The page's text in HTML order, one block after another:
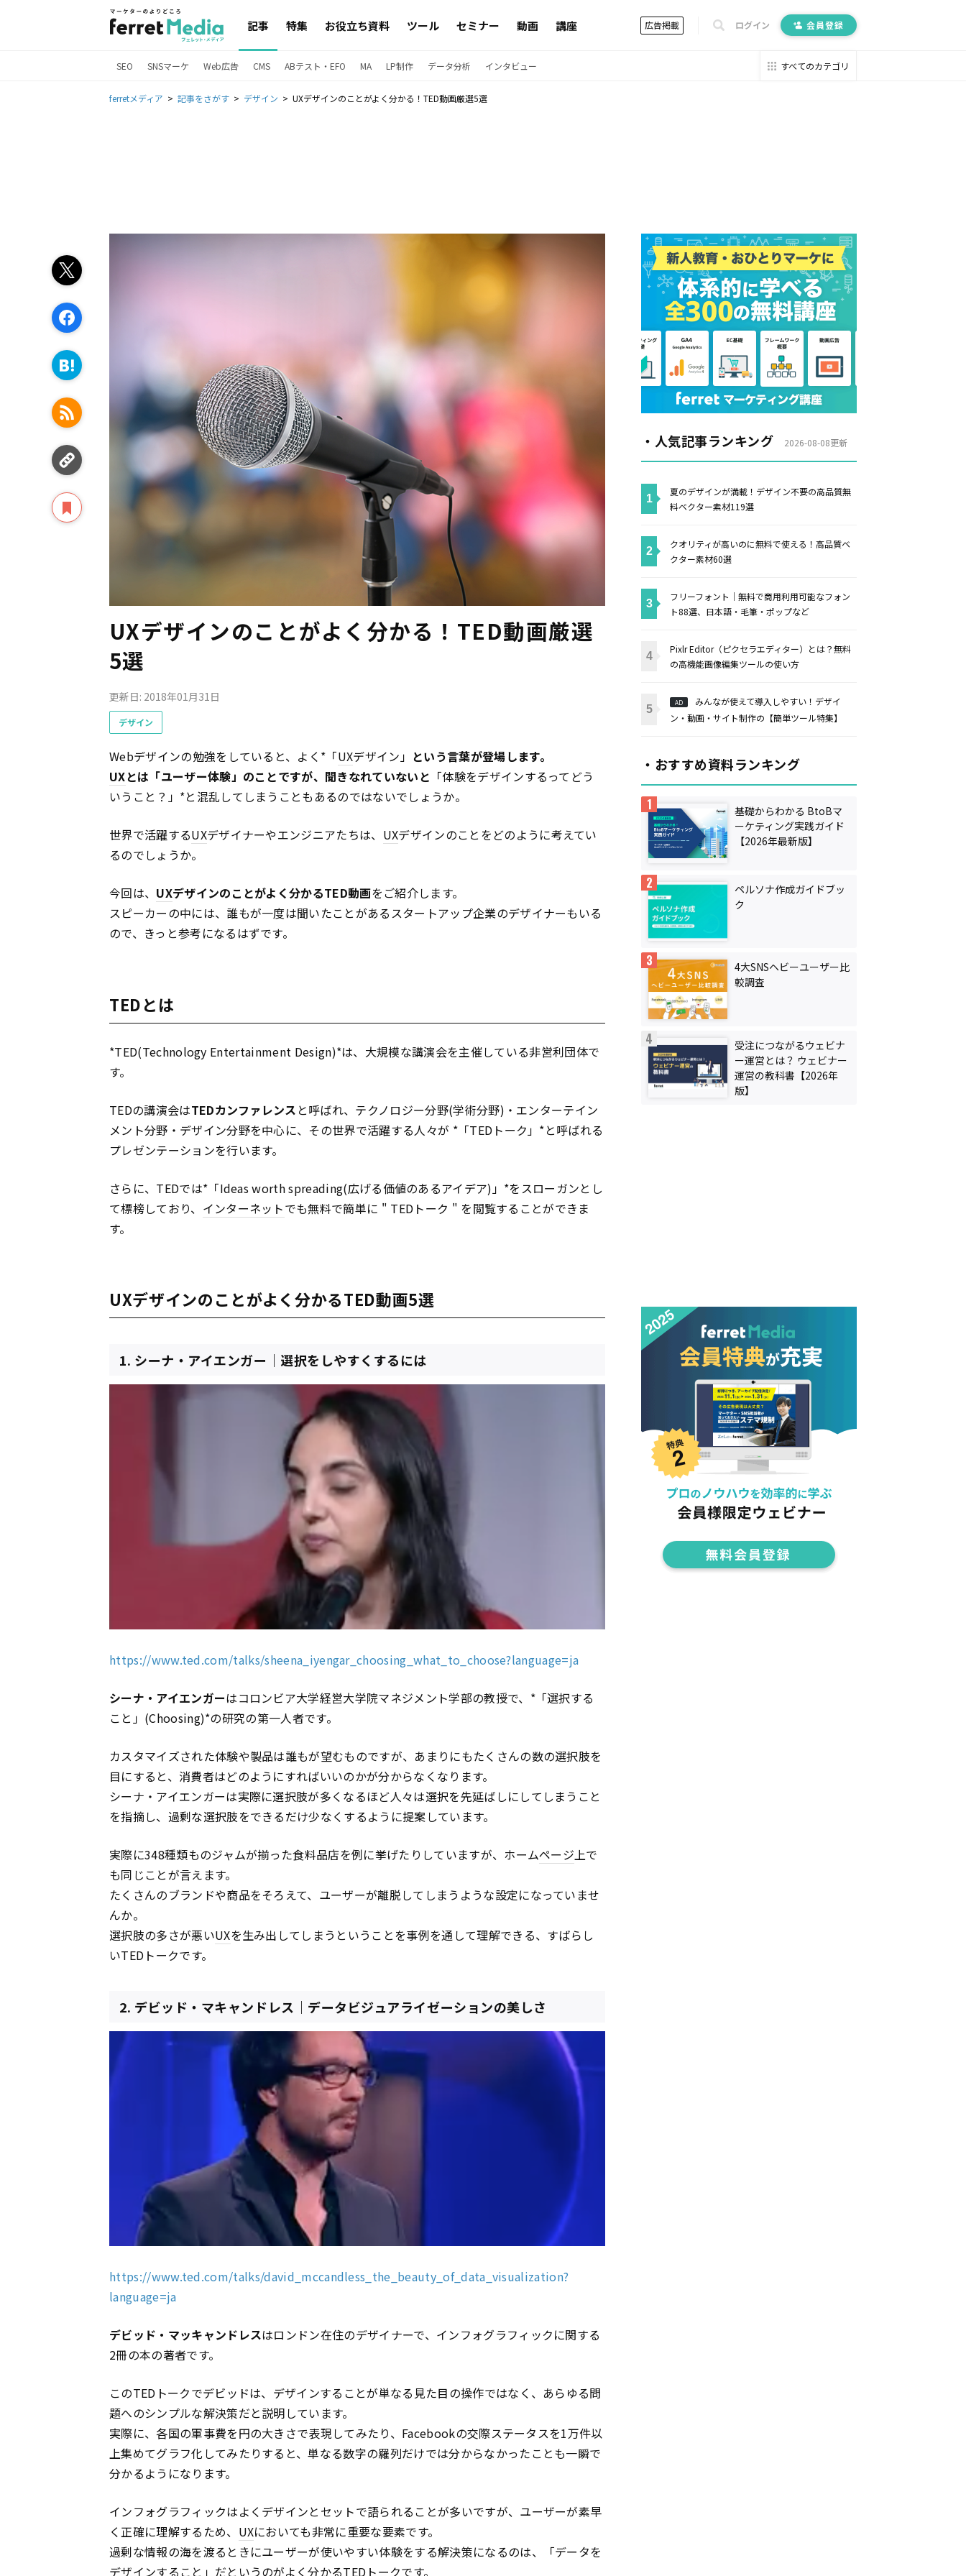
記事 特集 お役立ち資料 ツール セミナー 動画 講座 広告掲載 ログイン 会員登録
SEO SNSマーケ Web広告 CMS ABテスト・EFO MA LP制作 データ分析 インタビュー すべてのカテゴリ
ferretメディア 記事をさがす デザイン UXデザインのことがよく分かる！TED動画厳選5選
UXデザインのことがよく分かる！TED動画厳選
5選
更新日: 2018年01月31日
デザイン
Webデザインの勉強をしていると、よく*「UXデザイン」 という言葉が登場します。
UXとは「ユーザー体験」のことですが、聞きなれていないと 「体験をデザインするってどう
いうこと？」*と混乱してしまうこともあるのではないでしょうか。
世界で活躍するUXデザイナーやエンジニアたちは、 UXデザインのことをどのように考えてい
るのでしょうか。
今回は、 UXデザインのことがよく分かるTED動画をご紹介します。
スピーカーの中には、誰もが一度は聞いたことがあるスタートアップ企業のデザイナーもいる
ので、きっと参考になるはずです。
TEDとは
*TED(Technology Entertainment Design)*は、大規模な講演会を主催している非営利団体で
す。
TEDの講演会はTEDカンファレンス と呼ばれ、テクノロジー分野(学術分野)・エンターテイン
メント分野・デザイン分野を中心に、その世界で活躍する人々が *「TEDトーク」*と呼ばれる
プレゼンテーションを行います。
さらに、TEDでは*「Ideas worth spreading(広げる価値のあるアイデア)」*をスローガンとし
て標榜しており、 インターネットでも無料で簡単に " TEDトーク " を閲覧することができま
す。
UXデザインのことがよく分かるTED動画5選
1. シーナ・アイエンガー｜選択をしやすくするには
https://www.ted.com/talks/sheena_iyengar_choosing_what_to_choose?language=ja
シーナ・アイエンガーはコロンビア大学経営大学院マネジメント学部の教授で、*「選択する
こと」(Choosing)*の研究の第一人者です。
カスタマイズされた体験や製品は誰もが望むものですが、あまりにもたくさんの数の選択肢を
目にすると、消費者はどのようにすればいいのかが分からなくなります。
シーナ・アイエンガーは実際に選択肢が多くなるほど人々は選択を先延ばしにしてしまうこと
を指摘し、過剰な選択肢をできるだけ少なくするように提案しています。
実際に348種類ものジャムが揃った食料品店を例に挙げたりしていますが、ホームページ上で
も同じことが言えます。
たくさんのブランドや商品をそろえて、ユーザーが離脱してしまうような設定になっていませ
んか。
選択肢の多さが悪いUXを生み出してしまうということを事例を通して理解できる、すばらし
いTEDトークです。
2. デビッド・マキャンドレス｜データビジュアライゼーションの美しさ
https://www.ted.com/talks/david_mccandless_the_beauty_of_data_visualization?
language=ja
デビッド・マッキャンドレスはロンドン在住のデザイナーで、インフォグラフィックに関する
2冊の本の著者です。
このTEDトークでデビッドは、デザインすることが単なる見た目の操作ではなく、あらゆる問
題へのシンプルな解決策だと説明しています。
実際に、各国の軍事費を円の大きさで表現してみたり、Facebookの交際ステータスを1万件以
上集めてグラフ化してみたりすると、単なる数字の羅列だけでは分からなかったことも一瞬で
分かるようになります。
インフォグラフィックはよくデザインとセットで語られることが多いですが、ユーザーが素早
く正確に理解するため、 UXにおいても非常に重要な要素です。
過剰な情報の海を渡るときにユーザーが使いやすい体験をする解決策になるのは、「データを
デザインすること」だというのがよく分かるTEDトークです。
・人気記事ランキング 2026-08-08更新
夏のデザインが満載！デザイン不要の高品質無
料ベクター素材119選
クオリティが高いのに無料で使える！高品質ベ
クター素材60選
フリーフォント｜無料で商用利用可能なフォン
ト88選、日本語・毛筆・ポップなど
Pixlr Editor（ピクセラエディター）とは？無料
の高機能画像編集ツールの使い方
AD
みんなが使えて導入しやすい！デザイ
ン・動画・サイト制作の【簡単ツール特集】
・おすすめ資料ランキング
基礎からわかる BtoBマ
ーケティング実践ガイド
【2026年最新版】
ペルソナ作成ガイドブッ
ク
4大SNSヘビーユーザー比
較調査
受注につながるウェビナ
ー運営とは？ ウェビナー
運営の教科書【2026年
版】